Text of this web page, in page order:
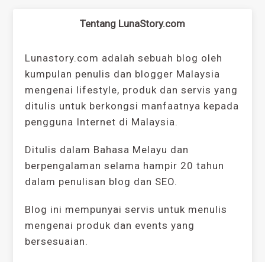
Tentang LunaStory.com
Lunastory.com adalah sebuah blog oleh
kumpulan penulis dan blogger Malaysia
mengenai lifestyle, produk dan servis yang
ditulis untuk berkongsi manfaatnya kepada
pengguna Internet di Malaysia.
Ditulis dalam Bahasa Melayu dan
berpengalaman selama hampir 20 tahun
dalam penulisan blog dan SEO.
Blog ini mempunyai servis untuk menulis
mengenai produk dan events yang
bersesuaian.